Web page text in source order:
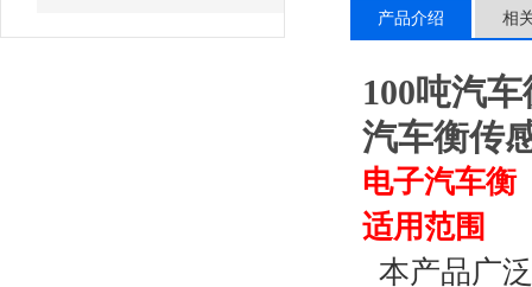
产品介绍 相
100吨汽
汽车衡传
电子汽车衡
适用范围
本产品广